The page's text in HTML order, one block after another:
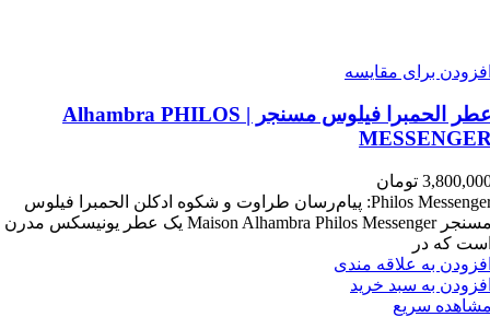
برای مقایسه
عطر الحمبرا فیلوس مسنجر | Alhambra PHILOS
تومان
Philos Messenger: پیام‌رسان طراوت و شکوه ادکلن الحمبرا فیلوس
مسنجر Maison Alhambra Philos Messenger یک عطر یونیسکس مدرن
که در
به علاقه مندی
به سبد خرید
سریع